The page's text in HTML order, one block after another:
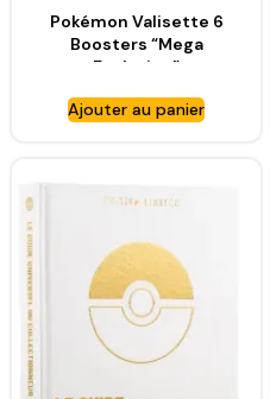
Pokémon Valisette 6
Boosters “Mega
Evolution”
Ajouter au panier